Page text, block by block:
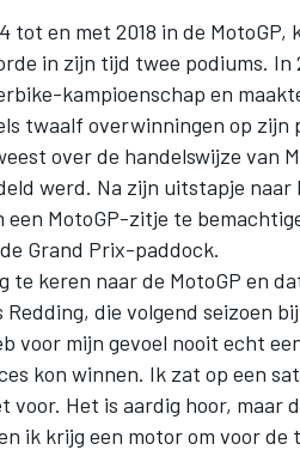
tot en met 2018 in de
in zijn tijd twee podiums. In
kampioenschap en
twaalf overwinningen op zijn
over de handelswijze van
werd. Na zijn uitstapje
een MotoGP-zitje te
Grand Prix-paddock.
te keren naar de MotoGP en
Redding, die volgend seizoen
voor mijn gevoel nooit echt
kon winnen. Ik zat op een
voor. Het is aardig hoor, maar
ik krijg een motor om voor